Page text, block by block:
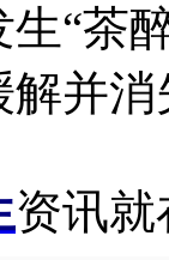
茶醉
解并消
资讯